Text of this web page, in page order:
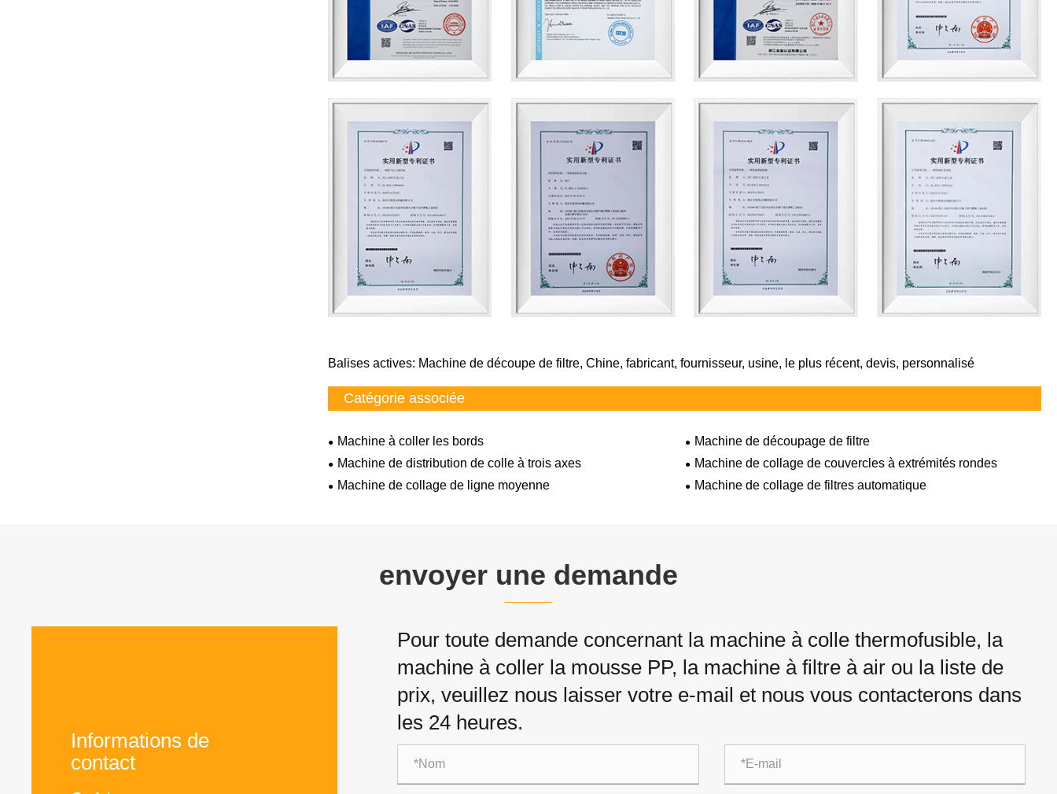
Balises actives: Machine de découpe de filtre, Chine, fabricant, fournisseur, usine, le plus récent, devis, personnalisé
Catégorie associée
Machine à coller les bords
Machine de découpage de filtre
Machine de distribution de colle à trois axes
Machine de collage de couvercles à extrémités rondes
Machine de collage de ligne moyenne
Machine de collage de filtres automatique
envoyer une demande
Informations de
contact
Pour toute demande concernant la machine à colle thermofusible, la
machine à coller la mousse PP, la machine à filtre à air ou la liste de
prix, veuillez nous laisser votre e-mail et nous vous contacterons dans
les 24 heures.